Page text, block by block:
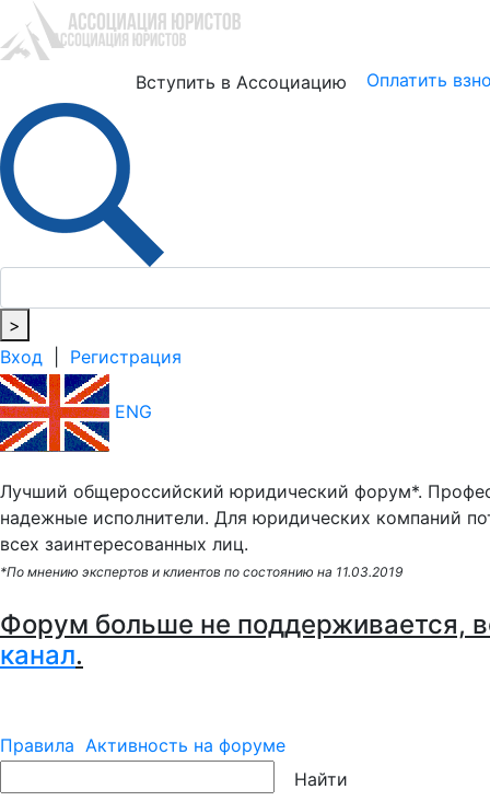
Вступить в Ассоциацию Оплатить
>
Вход
Регистрация
ENG
Лучший общероссийский юридический форум*.
надежные исполнители. Для юридических компаний
всех заинтересованных лиц.
*По мнению экспертов и клиентов по состоянию на 11.03.2019
Форум больше не поддерживается,
канал.
Правила Активность на форуме